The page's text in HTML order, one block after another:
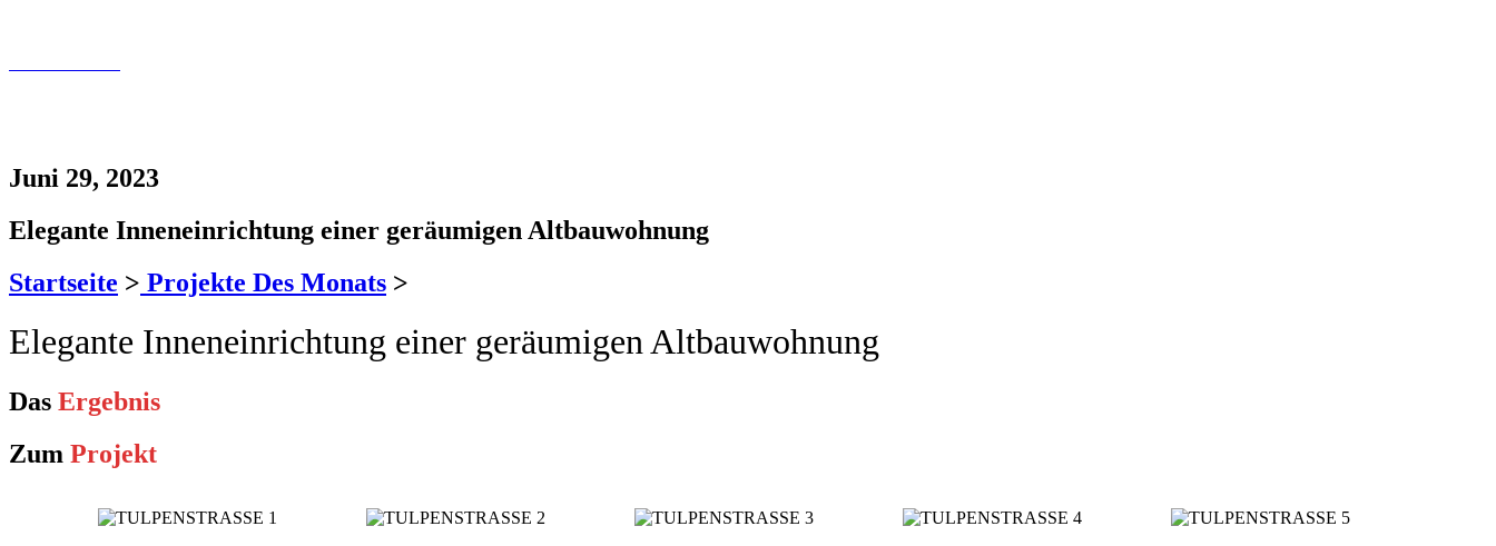
Juni 29, 2023
Elegante Inneneinrichtung einer geräumigen Altbauwohnung
Startseite > Projekte Des Monats >
Elegante Inneneinrichtung einer geräumigen Altbauwohnung
Das Ergebnis
Zum Projekt